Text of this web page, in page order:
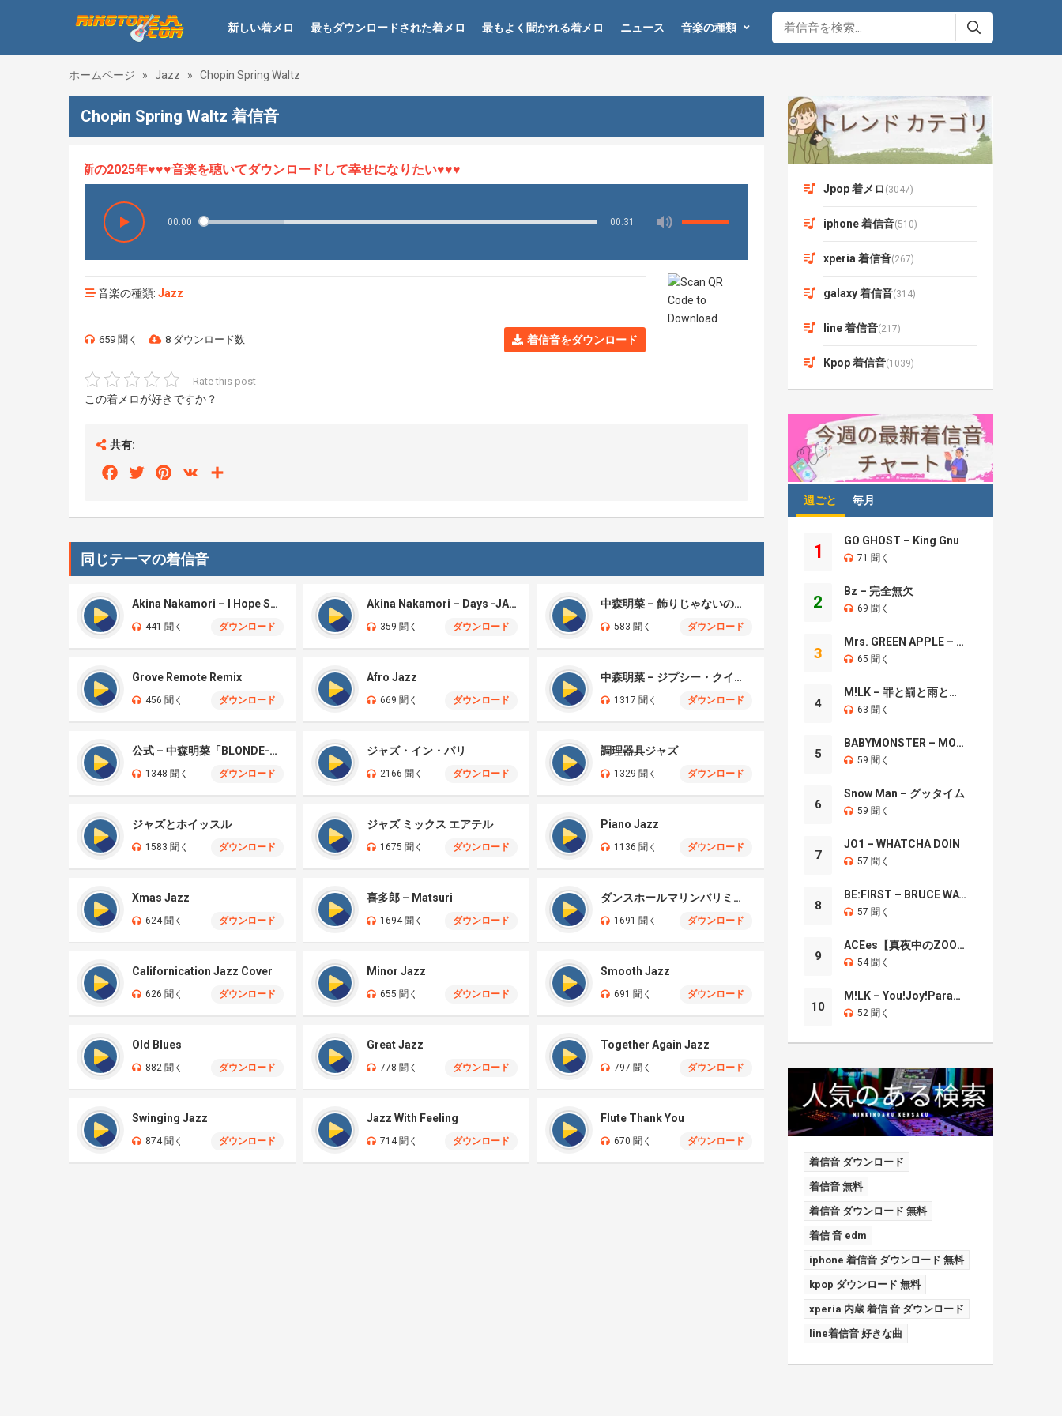
新しい着メロ 最もダウンロードされた着メロ 最もよく聞かれる着メロ ニュース 音楽の種類
ホームページ » Jazz » Chopin Spring Waltz
Chopin Spring Waltz 着信音
HOT、最新の2025年♥♥♥音楽を聴いてダウンロードして幸せになりたい♥♥♥
00:00 00:31
音楽の種類: Jazz
659 聞く 8 ダウンロード数 着信音をダウンロード
Rate this post
この着メロが好きですか？
共有:
FacebookTwitterPinterest
VK
同じテーマの着信音
Akina Nakamori – I Hope So – Jazz
441 聞く ダウンロード
Akina Nakamori – Days -JAZZ
359 聞く ダウンロード
中森明菜 – 飾りじゃないのよ涙は
583 聞く ダウンロード
Grove Remote Remix
456 聞く ダウンロード
Afro Jazz
669 聞く ダウンロード
中森明菜 – ジプシー・クイーン-JAZZ-
1317 聞く ダウンロード
公式 – 中森明菜「BLONDE-JAZZ-」
1348 聞く ダウンロード
ジャズ・イン・パリ
2166 聞く ダウンロード
調理器具ジャズ
1329 聞く ダウンロード
ジャズとホイッスル
1583 聞く ダウンロード
ジャズ ミックス エアテル
1675 聞く ダウンロード
Piano Jazz
1136 聞く ダウンロード
Xmas Jazz
624 聞く ダウンロード
喜多郎 – Matsuri
1694 聞く ダウンロード
ダンスホールマリンバリミックス
1691 聞く ダウンロード
Californication Jazz Cover
626 聞く ダウンロード
Minor Jazz
655 聞く ダウンロード
Smooth Jazz
691 聞く ダウンロード
Old Blues
882 聞く ダウンロード
Great Jazz
778 聞く ダウンロード
Together Again Jazz
797 聞く ダウンロード
Swinging Jazz
874 聞く ダウンロード
Jazz With Feeling
714 聞く ダウンロード
Flute Thank You
670 聞く ダウンロード
Jpop 着メロ (3047)
iphone 着信音(510)
xperia 着信音(267)
galaxy 着信音(314)
line 着信音(217)
Kpop 着信音(1039)
週ごと 毎月
1
GO GHOST – King Gnu
71 聞く
2
Bz – 完全無欠
69 聞く
3
Mrs. GREEN APPLE – Brand New
65 聞く
4
M!LK – 罪と罰と雨とキス
63 聞く
5
BABYMONSTER – MOON
59 聞く
6
Snow Man – グッタイム
59 聞く
7
JO1 – WHATCHA DOIN
57 聞く
8
BE:FIRST – BRUCE WAYNE
57 聞く
9
ACEes【真夜中のZOO】
54 聞く
10
M!LK – You!Joy!Parade!
52 聞く
着信音 ダウンロード
着信音 無料
着信音 ダウンロード 無料
着信 音 edm
iphone 着信音 ダウンロード 無料
kpop ダウンロード 無料
xperia 内蔵 着信 音 ダウンロード
line着信音 好きな曲